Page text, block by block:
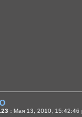
: Мая 13, 2010, 15:42:46